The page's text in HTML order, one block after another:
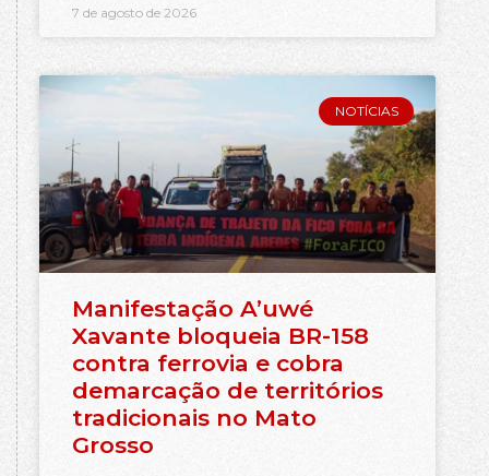
7 de agosto de 2026
NOTÍCIAS
Manifestação A’uwé
Xavante bloqueia BR-158
contra ferrovia e cobra
demarcação de territórios
tradicionais no Mato
Grosso